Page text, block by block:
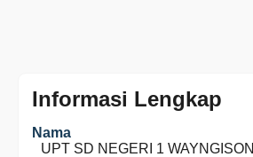
Informasi Lengkap
Nama
UPT SD NEGERI 1 WAYNGISON